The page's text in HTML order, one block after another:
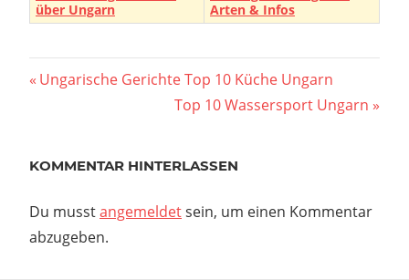
über Ungarn
Arten & Infos
Beitragsnavigation
Vorheriger
Ungarische Gerichte Top 10 Küche Ungarn
Nächster
Top 10 Wassersport Ungarn
KOMMENTAR HINTERLASSEN
Du musstangemeldetsein, um einen Kommentar
abzugeben.